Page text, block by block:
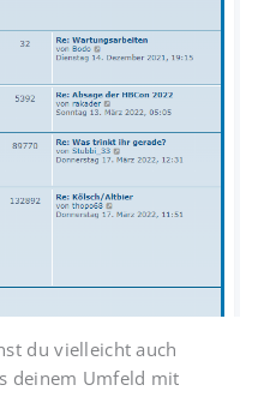
du vielleicht auch
deinem Umfeld mit